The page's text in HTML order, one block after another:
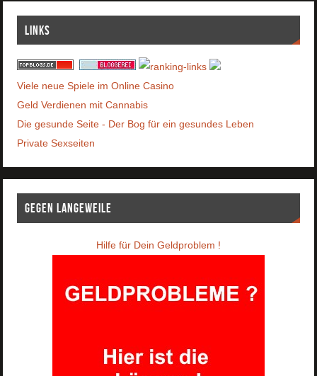
Links
Viele neue Spiele im Online Casino
Geld Verdienen mit Cannabis
Die gesunde Seite - Der Bog für ein gesundes Leben
Private Sexseiten
Gegen Langeweile
Hilfe für Dein Geldproblem !